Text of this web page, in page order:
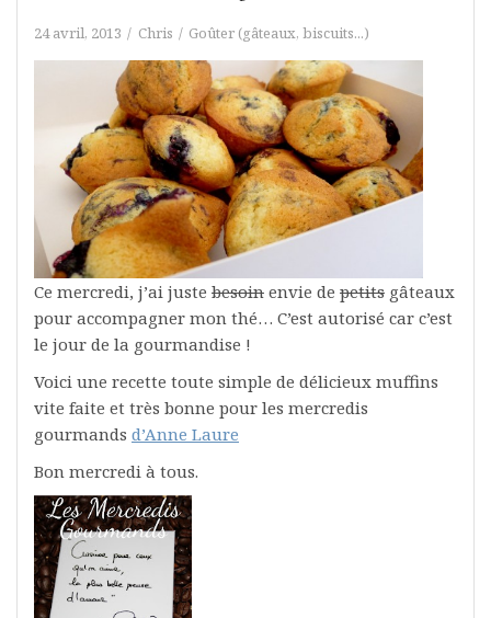
24 avril, 2013 Chris Goûter (gâteaux, biscuits...)
Ce mercredi, j’ai juste besoin envie de petits gâteaux
pour accompagner mon thé… C’est autorisé car c’est
le jour de la gourmandise !
Voici une recette toute simple de délicieux muffins
vite faite et très bonne pour les mercredis
gourmands d’Anne Laure
Bon mercredi à tous.